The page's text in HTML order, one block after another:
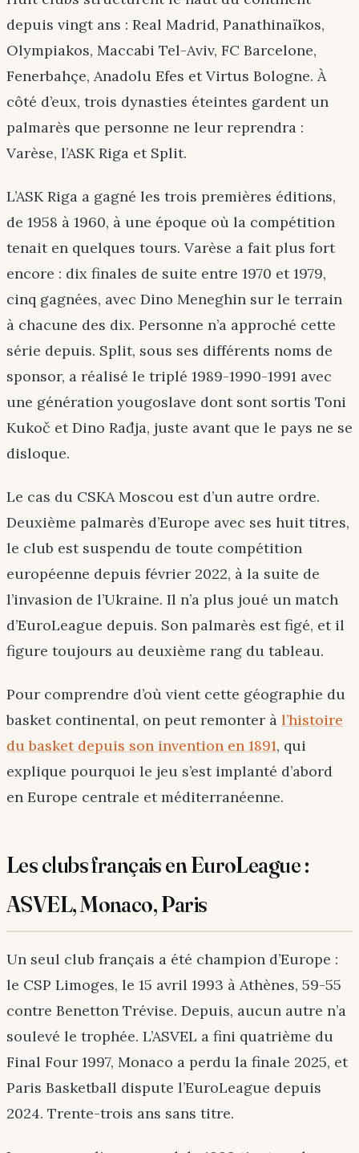
depuis vingt ans : Real Madrid, Panathinaïkos,
Olympiakos, Maccabi Tel-Aviv, FC Barcelone,
Fenerbahçe, Anadolu Efes et Virtus Bologne. À
côté d’eux, trois dynasties éteintes gardent un
palmarès que personne ne leur reprendra :
Varèse, l’ASK Riga et Split.
L’ASK Riga a gagné les trois premières éditions,
de 1958 à 1960, à une époque où la compétition
tenait en quelques tours. Varèse a fait plus fort
encore : dix finales de suite entre 1970 et 1979,
cinq gagnées, avec Dino Meneghin sur le terrain
à chacune des dix. Personne n’a approché cette
série depuis. Split, sous ses différents noms de
sponsor, a réalisé le triplé 1989-1990-1991 avec
une génération yougoslave dont sont sortis Toni
Kukoč et Dino Rađja, juste avant que le pays ne se
disloque.
Le cas du CSKA Moscou est d’un autre ordre.
Deuxième palmarès d’Europe avec ses huit titres,
le club est suspendu de toute compétition
européenne depuis février 2022, à la suite de
l’invasion de l’Ukraine. Il n’a plus joué un match
d’EuroLeague depuis. Son palmarès est figé, et il
figure toujours au deuxième rang du tableau.
Pour comprendre d’où vient cette géographie du
basket continental, on peut remonter à l’histoire
du basket depuis son invention en 1891, qui
explique pourquoi le jeu s’est implanté d’abord
en Europe centrale et méditerranéenne.
Les clubs français en EuroLeague :
ASVEL, Monaco, Paris
Un seul club français a été champion d’Europe :
le CSP Limoges, le 15 avril 1993 à Athènes, 59-55
contre Benetton Trévise. Depuis, aucun autre n’a
soulevé le trophée. L’ASVEL a fini quatrième du
Final Four 1997, Monaco a perdu la finale 2025, et
Paris Basketball dispute l’EuroLeague depuis
2024. Trente-trois ans sans titre.